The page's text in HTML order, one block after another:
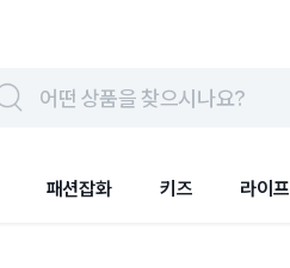
어떤 상품을 찾으시나요?
패션잡화 키즈 라이프